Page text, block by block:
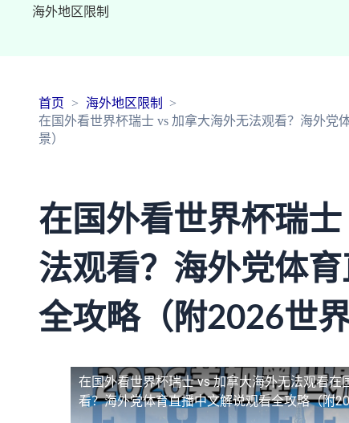
海外地区限制
首页
海外地区限制
在国外看世界杯瑞士 vs 加拿大海外无法观看？海外党
景）
在国外看世界杯瑞
法观看？海外党体
全攻略（附2026世界
在国外看世界杯瑞士 vs 加拿大海外无法观看在
看？海外党体育直播中文解说观看全攻略（附